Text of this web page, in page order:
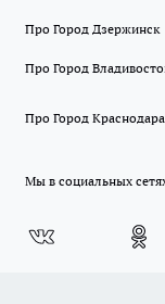
Про Город Дзержинск
Про Город
Про Город Краснодара
Мы в социальных